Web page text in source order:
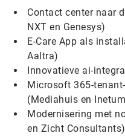
Contact center naar
NXT en Genesys)
E-Care App als
Aaltra)
Innovatieve ai-
Microsoft 365-
(Mediahuis en
Modernisering met
en Zicht Consultants)